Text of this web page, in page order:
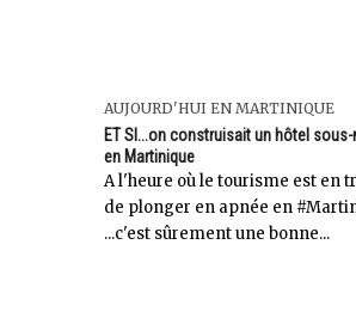
AUJOURD'HUI EN MARTINIQUE
ET SI...on construisait un hôtel
en Martinique
A l'heure où le tourisme est en
de plonger en apnée en
...c'est sûrement une bonne...